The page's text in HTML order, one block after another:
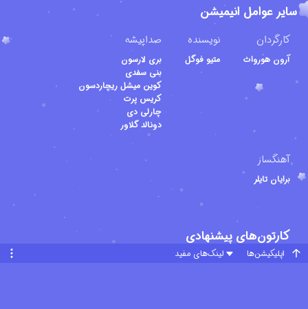
سایر عوامل انیمیشن
کارگردان
آرون هورواث
نویسنده
متیو فوگل
صداپیشه
بری لارسون
بنی سفدی
کوین میشل ریچاردسون
کریس پرت
چارلی دی
دونالد گلاور
آهنگساز
برایان تایلر
کارتون‌های پیشنهادی
اپلیکیشن‌ها لینک‌های مفید